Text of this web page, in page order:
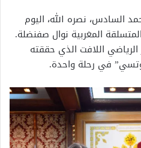
السادس، نصره الله، اليوم
المتسلقة المغربية نوال صفنضلة.
الرياضي اللافت الذي حققته
في رحلة واحدة.